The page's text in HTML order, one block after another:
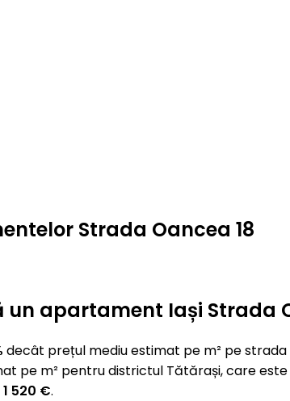
Strada Oancea 18
apartament Iași Strada
decât prețul mediu estimat pe m² pe
pe m² pentru districtul Tătărași, care
1 520 €.